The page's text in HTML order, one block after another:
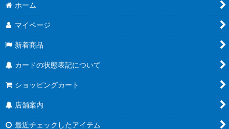
ホーム
マイページ
新着商品
カードの状態表記について
ショッピングカート
店舗案内
最近チェックしたアイテム